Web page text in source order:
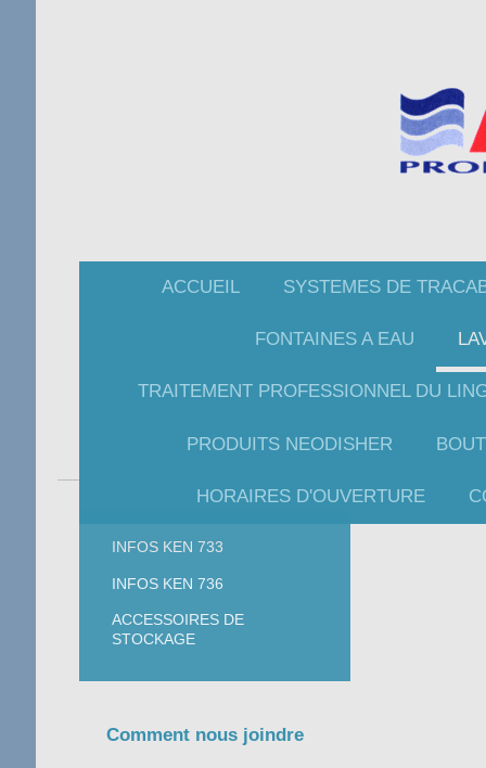
ACCUEIL SYSTEMES DE
FONTAINES A EAU
TRAITEMENT PROFESSIONNEL DU
PRODUITS NEODISHER
HORAIRES D'OUVERTURE
IN
"Ensemble,
INFOS KEN 733
INFOS KEN 736
ACCESSOIRES DE
STOCKAGE
Comment nous joindre